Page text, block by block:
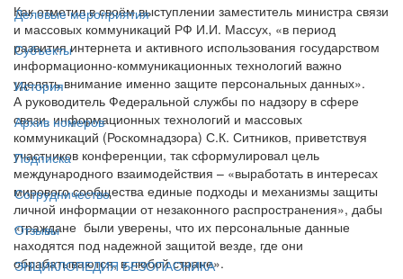
Деловые мероприятия
Субъекты
История
Архив номеров
Подписка
Сотрудничество
Отзывы
ЭНЦИКЛОПЕДИЯ БЕЗОПАСНИКА
Как отметил в своём выступлении заместитель министра связи
и массовых коммуникаций РФ И.И. Массух, «в период
развития интернета и активного использования государством
информационно-коммуникационных технологий важно
уделять внимание именно защите персональных данных».
А руководитель Федеральной службы по надзору в сфере
связи, информационных технологий и массовых
коммуникаций (Роскомнадзора) С.К. Ситников, приветствуя
участников конференции, так сформулировал цель
международного взаимодействия – «выработать в интересах
мирового сообщества единые подходы и механизмы защиты
личной информации от незаконного распространения», дабы
«граждане были уверены, что их персональные данные
находятся под надежной защитой везде, где они
обрабатываются, в любой стране».